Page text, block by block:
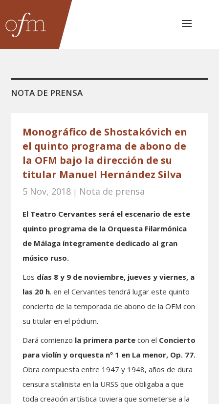
NOTA DE PRENSA
Monográfico de Shostakóvich en
el quinto programa de abono de
la OFM bajo la dirección de su
titular Manuel Hernández Silva
5 Nov, 2018 | Nota de prensa
El Teatro Cervantes será el escenario de este
quinto programa de la Orquesta Filarmónica
de Málaga íntegramente dedicado al gran
músico ruso.
Los días 8 y 9 de noviembre, jueves y viernes, a
las 20 h. en el Cervantes tendrá lugar este quinto
concierto de la temporada de abono de la OFM con
su titular en el pódium.
Dará comienzo la primera parte con el Concierto
para violín y orquesta nº 1 en La menor, Op. 77.
Obra compuesta entre 1947 y 1948, años de dura
censura stalinista en la URSS que obligaba a que
toda creación artística tuviera que someterse a la